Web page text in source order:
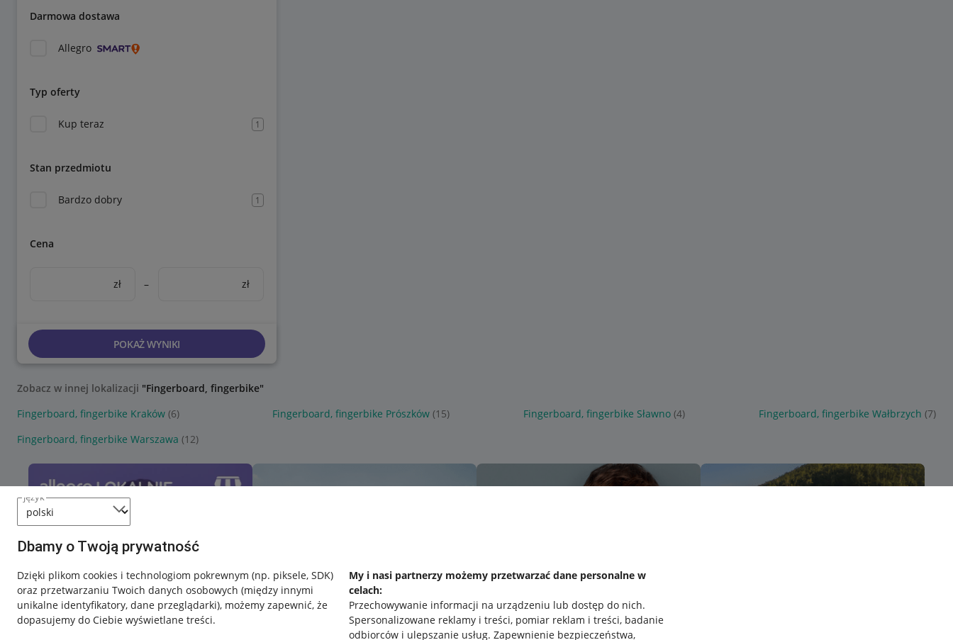
język
Dbamy o Twoją prywatność
Dzięki plikom cookies i technologiom pokrewnym (np. piksele, SDK)
oraz przetwarzaniu Twoich danych osobowych (między innymi
unikalne identyfikatory, dane przeglądarki), możemy zapewnić, że
dopasujemy do Ciebie wyświetlane treści.
My i nasi partnerzy możemy przetwarzać dane personalne w
celach:
Przechowywanie informacji na urządzeniu lub dostęp do nich.
Spersonalizowane reklamy i treści, pomiar reklam i treści, badanie
odbiorców i ulepszanie usług. Zapewnienie bezpieczeństwa,
Darmowa dostawa
Allegro
Typ oferty
Kup teraz 1
Stan przedmiotu
Bardzo dobry 1
Cena
zł – zł
POKAŻ WYNIKI
Zobacz w innej lokalizacji "Fingerboard, fingerbike"
Fingerboard, fingerbike Kraków (6) Fingerboard, fingerbike Prószków (15) Fingerboard, fingerbike Sławno (4) Fingerboard, fingerbike Wałbrzych (7)
Fingerboard, fingerbike Warszawa (12)